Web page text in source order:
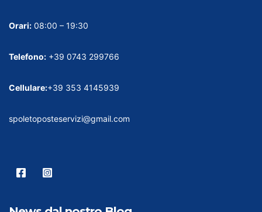
Orari: 08:00 – 19:30
Telefono: +39 0743 299766
Cellulare:+39 353 4145939
spoletoposteservizi@gmail.com